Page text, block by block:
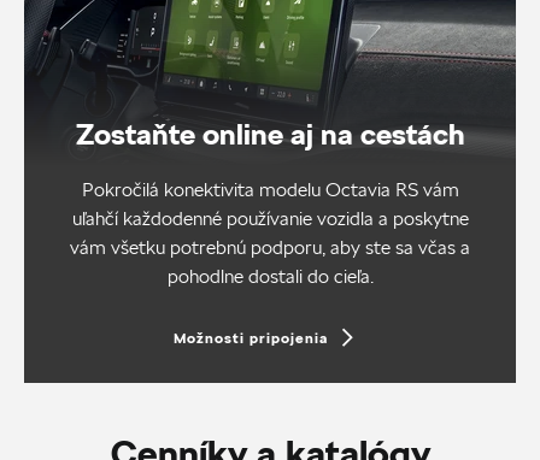
Zostaňte online aj na cestách
Pokročilá konektivita modelu Octavia RS vám
uľahčí každodenné používanie vozidla a poskytne
vám všetku potrebnú podporu, aby ste sa včas a
pohodlne dostali do cieľa.
Možnosti pripojenia